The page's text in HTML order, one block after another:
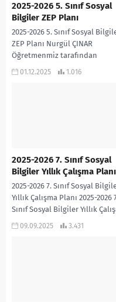
2025-2026 5. Sınıf Sosyal
Bilgiler ZEP Planı
2025-2026 5. Sınıf Sosyal
ZEP Planı Nurgül ÇINAR
Öğretmenmiz tarafından
hazırlanan çalışmadır… Nurgül
01.12.2025 1.016
2025-2026 7. Sınıf Sosyal
Bilgiler Yıllık Çalışma Planı
2025-2026 7. Sınıf Sosyal
Yıllık Çalışma Planı 2025-2026
Sınıf Sosyal Bilgiler Yıllık
Planı PDF
09.09.2025 3.431